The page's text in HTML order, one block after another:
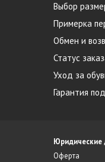
Выбор
Примерка
Обмен и
Статус
Уход за
Гарантия
Юридические
Оферта